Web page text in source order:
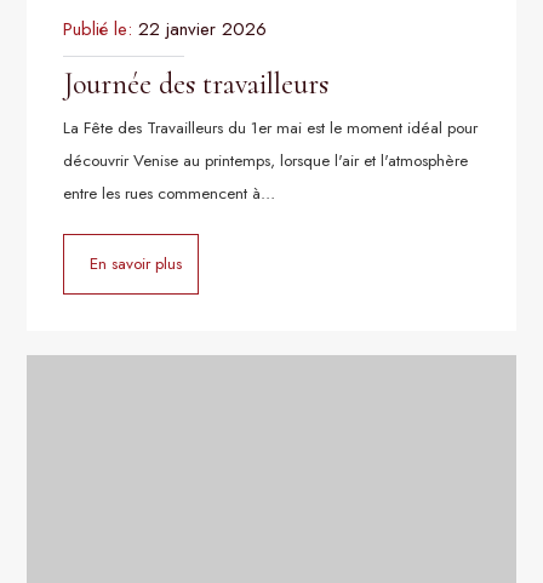
Publié le: 22 janvier 2026
Journée des travailleurs
La Fête des Travailleurs du 1er mai est le moment idéal pour
découvrir Venise au printemps, lorsque l'air et l'atmosphère
entre les rues commencent à…
En savoir plus